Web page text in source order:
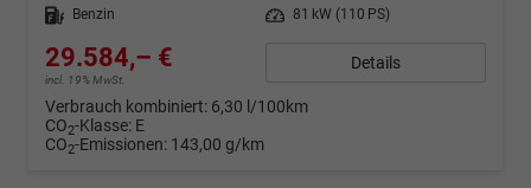
Kraftstoff
Benzin Leistung 81 kW (110 PS)
29.584,– €
incl. 19% MwSt.
Details
Verbrauch kombiniert: 6,30 l/100km
CO2-Klasse: E
CO2-Emissionen: 143,00 g/km